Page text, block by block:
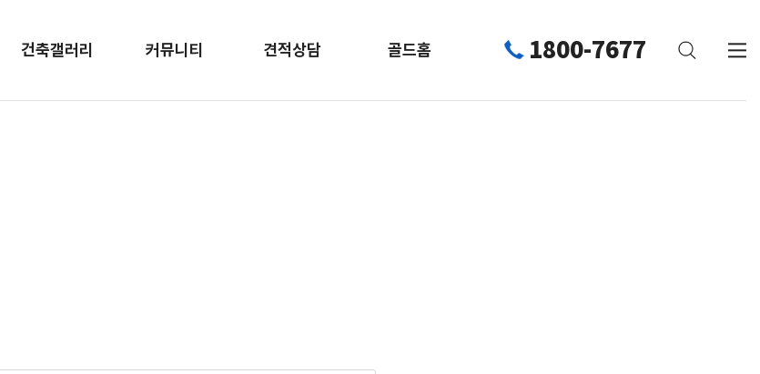
건축갤러리 커뮤니티 견적상담 골드홈 1800-7677